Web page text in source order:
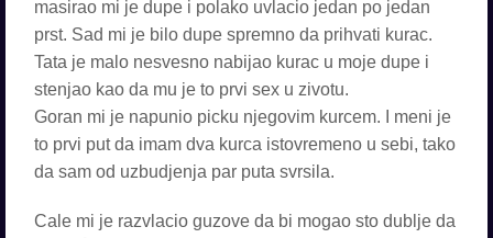
masirao mi je dupe i polako uvlacio jedan po jedan
prst. Sad mi je bilo dupe spremno da prihvati kurac.
Tata je malo nesvesno nabijao kurac u moje dupe i
stenjao kao da mu je to prvi sex u zivotu.
Goran mi je napunio picku njegovim kurcem. I meni je
to prvi put da imam dva kurca istovremeno u sebi, tako
da sam od uzbudjenja par puta svrsila.
Cale mi je razvlacio guzove da bi mogao sto dublje da